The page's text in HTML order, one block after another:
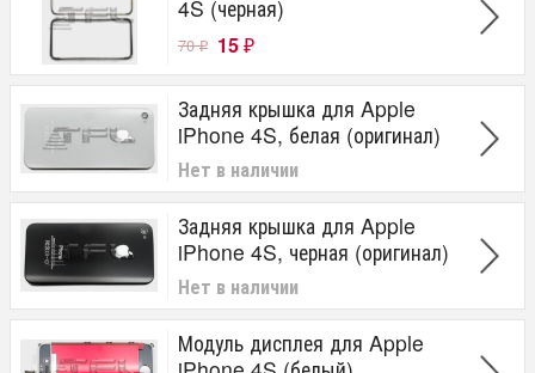
4S (черная)
70₽ 15 ₽
Задняя крышка для Apple
iPhone 4S, белая (оригинал)
Нет в наличии
Задняя крышка для Apple
iPhone 4S, черная (оригинал)
Нет в наличии
Модуль дисплея для Apple